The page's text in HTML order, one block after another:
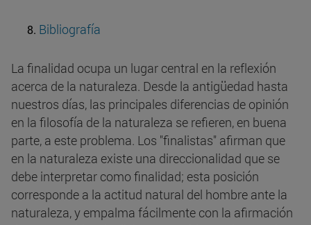
Bibliografía
La finalidad ocupa un lugar central en la reflexión
acerca de la naturaleza. Desde la antigüedad hasta
nuestros días, las principales diferencias de opinión
en la filosofía de la naturaleza se refieren, en buena
parte, a este problema. Los "finalistas" afirman que
en la naturaleza existe una direccionalidad que se
debe interpretar como finalidad; esta posición
corresponde a la actitud natural del hombre ante la
naturaleza, y empalma fácilmente con la afirmación